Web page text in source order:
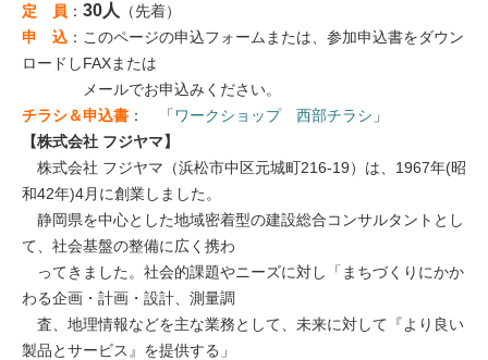
定 員 ： 30人
（先着）
申 込 ：このページの申込フォームまたは、参加申込書をダウン
ロードしFAXまたは
メールでお申込みください。
チラシ＆申込書 ： 「ワークショップ 西部チラシ 」
【株式会社 フジヤマ】
株式会社 フジヤマ（浜松市中区元城町216-19）は、1967年(昭
和42年)4月に創業しました。
静岡県を中心とした地域密着型の建設総合コンサルタントとし
て、社会基盤の整備に広く携わ
ってきました。社会的課題やニーズに対し「まちづくりにかか
わる企画・計画・設計、測量調
査、地理情報などを主な業務として、未来に対して『より良い
製品とサービス』を提供する」